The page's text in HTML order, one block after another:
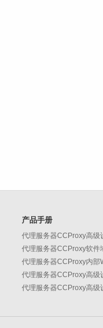
产品手册
代理服务器CCProxy软件
代理服务器CCProxy内部